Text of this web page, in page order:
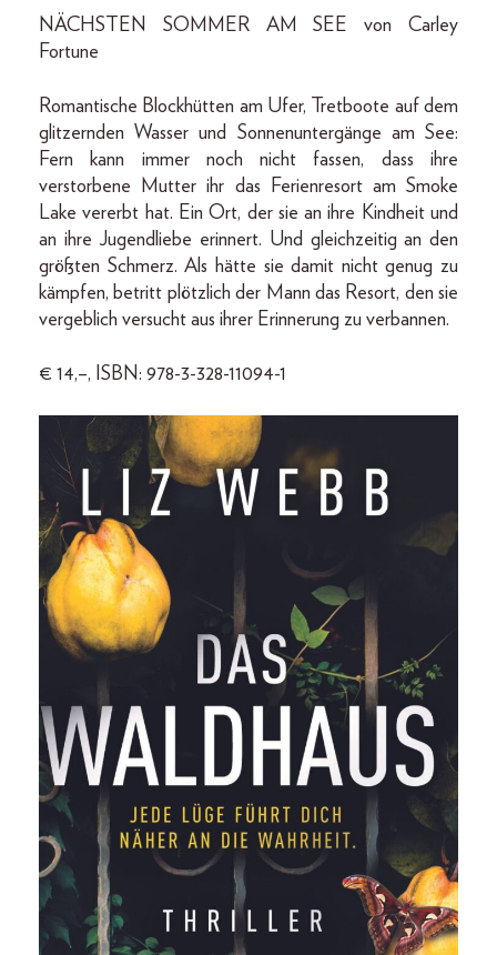
NÄCHSTEN SOMMER AM SEE von Carley
Fortune
Romantische Blockhütten am Ufer, Tretboote auf dem
glitzernden Wasser und Sonnenuntergänge am See:
Fern kann immer noch nicht fassen, dass ihre
verstorbene Mutter ihr das Ferienresort am Smoke
Lake vererbt hat. Ein Ort, der sie an ihre Kindheit und
an ihre Jugendliebe erinnert. Und gleichzeitig an den
größten Schmerz. Als hätte sie damit nicht genug zu
kämpfen, betritt plötzlich der Mann das Resort, den sie
vergeblich versucht aus ihrer Erinnerung zu verbannen.
€ 14,–, ISBN: 978-3-328-11094-1